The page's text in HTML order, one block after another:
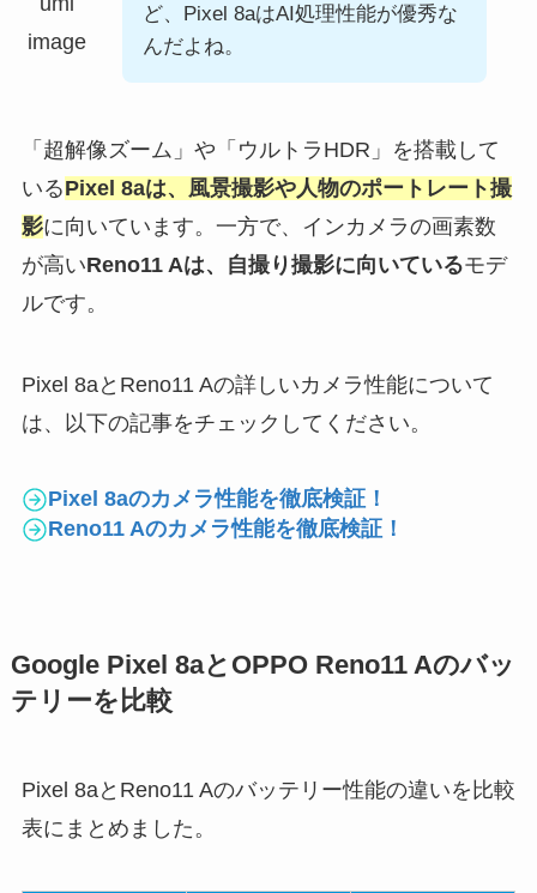
ど、Pixel 8aはAI処理性能が優秀な
んだよね。
「超解像ズーム」や「ウルトラHDR」を搭載して
いるPixel 8aは、風景撮影や人物のポートレート撮
影に向いています。一方で、インカメラの画素数
が高いReno11 Aは、自撮り撮影に向いているモデ
ルです。
Pixel 8aとReno11 Aの詳しいカメラ性能について
は、以下の記事をチェックしてください。
Pixel 8aのカメラ性能を徹底検証！
Reno11 Aのカメラ性能を徹底検証！
Google Pixel 8aとOPPO Reno11 Aのバッ
テリーを比較
Pixel 8aとReno11 Aのバッテリー性能の違いを比較
表にまとめました。